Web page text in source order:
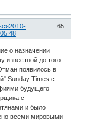
65
2010-
о назначении
известной до того
появилось в
Sunday Times с
будущего
с
и было
всеми мировыми